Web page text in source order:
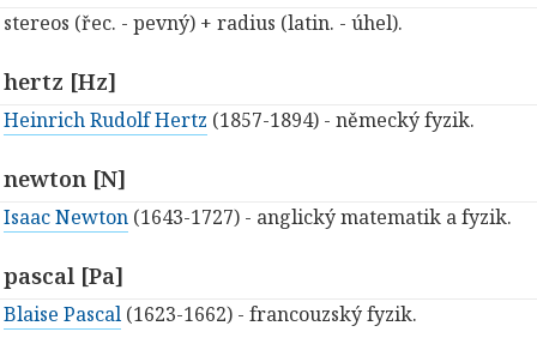
stereos (řec. - pevný) + radius (latin. - úhel).
hertz [Hz]
Heinrich Rudolf Hertz (1857-1894) - německý fyzik.
newton [N]
Isaac Newton (1643-1727) - anglický matematik a fyzik.
pascal [Pa]
Blaise Pascal (1623-1662) - francouzský fyzik.